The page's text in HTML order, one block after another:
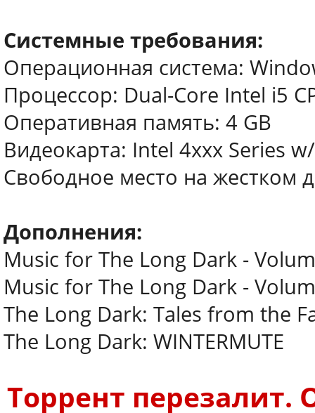
Системные требования:
Операционная система:
Процессор: Dual-Core Intel i5
Оперативная память: 4 GB
Видеокарта: Intel 4xxx Series
Свободное место на жестком
Дополнения:
Music for The Long Dark -
Music for The Long Dark -
The Long Dark: Tales from the
The Long Dark: WINTERMUTE
Торрент перезалит.